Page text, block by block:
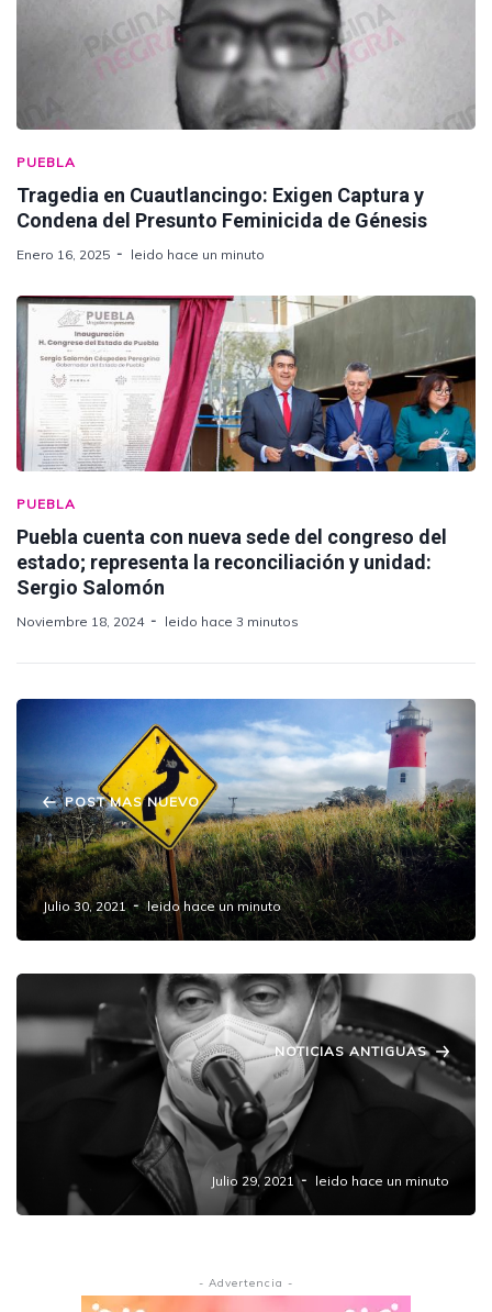
PUEBLA
Tragedia en Cuautlancingo: Exigen Captura y
Condena del Presunto Feminicida de Génesis
Enero 16, 2025 leido hace un minuto
PUEBLA
Puebla cuenta con nueva sede del congreso del
estado; representa la reconciliación y unidad:
Sergio Salomón
Noviembre 18, 2024 leido hace 3 minutos
POST MAS NUEVO
Hallan cadáver de mujer al fondo de una
barranca en #Amozoc
Julio 30, 2021 leido hace un minuto
NOTICIAS ANTIGUAS
Cuenta Puebla con mecanismos y
protocolos para la búsqueda de personas:
Julio 29, 2021 leido hace un minuto
- Advertencia -